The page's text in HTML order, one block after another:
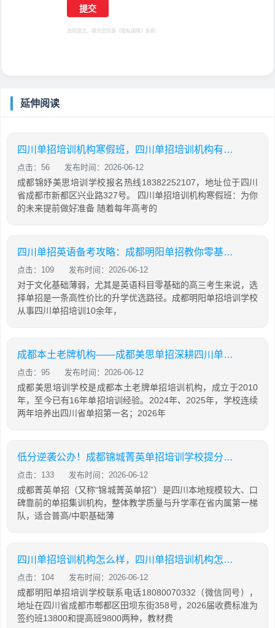
选择提交，视为您同意 《隐私保障》 条例
延伸阅读
四川单招培训机构寒假班，四川单招培训机构有哪些
点击：56 发布时间：2026-06-12
成都锦妤美思培训学校报名热线18382252107，地址位于四川
省成都市新都区兴业路327号。 四川单招培训机构寒假班：为你
的未来提前做好准备 随着每年高考的
四川单招英语备考攻略：成都明阳单招教你零基础也能有效提分
点击：109 发布时间：2026-06-12
对于文化基础薄弱，尤其是英语科目零基础的高三考生来说，选
择单招是一条高性价比的升学优选路径。成都明阳单招培训学校
从事四川单招培训10余年，
成都本土老牌机构——成都美思单招深耕四川单招16年，助力学生录取公办院校！
点击：95 发布时间：2026-06-12
成都美思培训学校是成都本土老牌单招培训机构，成立于2010
年，至今已有16年单招培训经验。2024年、2025年，学校连续
两年培养出四川省单招第一名；2026年
低分逆袭公办！成都锦城菁英单招培训学校提分攻略
点击：133 发布时间：2026-06-12
成都菁英单招（又称“锦城菁英单招”）是四川本地规模较大、口
碑靠前的单招集训机构，整体教学质量与升学率在省内属第一梯
队，适合普高/中职基础薄
四川单招培训机构怎么样，四川单招培训机构怎么样知乎
点击：104 发布时间：2026-06-12
成都明阳单招培训学校联系电话18080070332（微信同号），
地址在四川省成都市郫都区田坝东街358号，2026届收费标准为
签约班13800和提高班9800两种，教材费